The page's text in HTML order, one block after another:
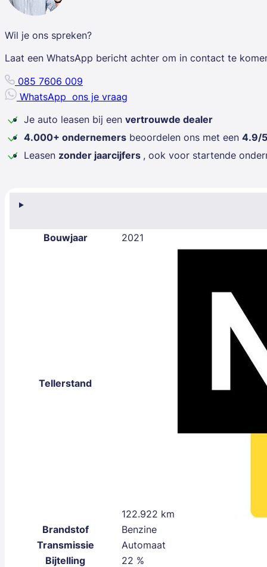
Bouwjaar 2021
Tellerstand
122.922 km
Brandstof
Benzine
Transmissie
Automaat
Bijtelling
22 %
Wil je ons spreken?
Laat een WhatsApp bericht achter om in contact te
085 7606 009
WhatsApp ons je vraag
Je auto leasen bij een vertrouwde dealer
4.000+ ondernemers beoordelen ons met een 4.9/5
Leasen zonder jaarcijfers , ook voor startende